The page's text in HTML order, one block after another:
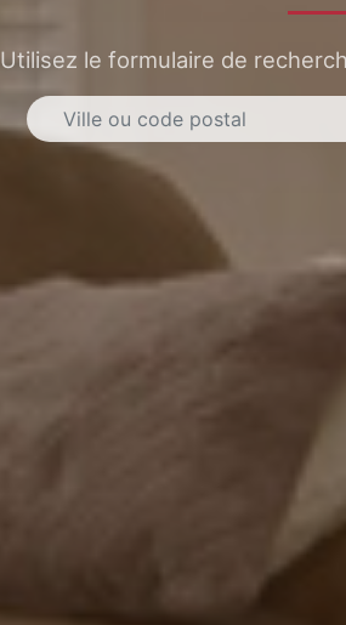
Utilisez le formulaire de